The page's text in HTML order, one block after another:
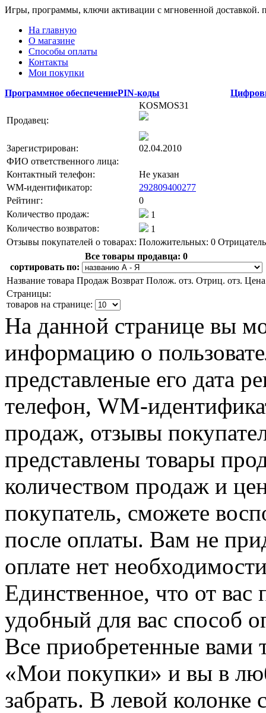
Игры, программы, ключи активации с мгновенной доставкой.
На главную
О магазине
Способы оплаты
Контакты
Мои покупки
Программное обеспечениеPIN-коды
Продавец:
KOSMOS31
Зарегистрирован:
02.04.2010
ФИО ответственного лица:
Контактный телефон:
Не указан
WM-идентификатор:
292809400277
Рейтинг:
0
Количество продаж:
1
Количество возвратов:
1
Отзывы покупателей о товарах: Положительных: 0
Все товары продавца: 0
сортировать по:
Название товара Продаж Возврат Полож. отз. Отриц. отз. Цена
Страницы:
товаров на странице:
На данной странице вы
информацию о
представленые его дата
телефон, WM-
продаж, отзывы
представлены товары
количеством продаж и
покупатель, сможете
после оплаты. Вам не
оплате нет
Единственное, что от вас
удобный для вас способ
Все приобретенные вами
«Мои покупки» и вы в
забрать. В левой